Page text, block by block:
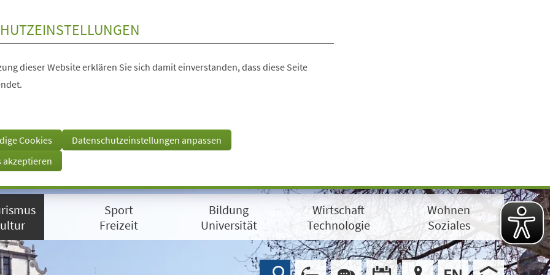
dieser Website erklären Sie sich damit einverstanden, dass diese Seite
Cookies
Datenschutzeinstellungen anpassen
akzeptieren
Sport
Freizeit
Bildung
Universität
Wirtschaft
Technologie
Wohnen
Soziales